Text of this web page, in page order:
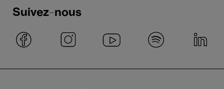
Suivez-nous